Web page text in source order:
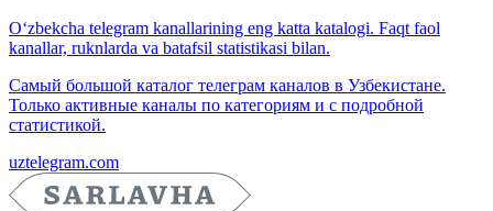
O‘zbekcha telegram kanallarining eng katta katalogi. Faqt faol
kanallar, ruknlarda va batafsil statistikasi bilan.
Самый большой каталог телеграм каналов в Узбекистане.
Только активные каналы по категориям и с подробной
статистикой.
uztelegram.com